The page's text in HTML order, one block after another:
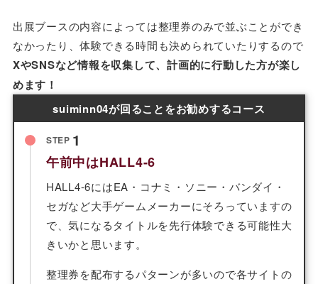
出展ブースの内容によっては整理券のみで並ぶことができ
なかったり、体験できる時間も決められていたりするので
XやSNSなど情報を収集して、計画的に行動した方が楽し
めます！
suiminn04が回ることをお勧めするコース
STEP 1
午前中はHALL4-6
HALL4-6にはEA・コナミ・ソニー・バンダイ・
セガなど大手ゲームメーカーにそろっていますの
で、気になるタイトルを先行体験できる可能性大
きいかと思います。
整理券を配布するパターンが多いので各サイトの